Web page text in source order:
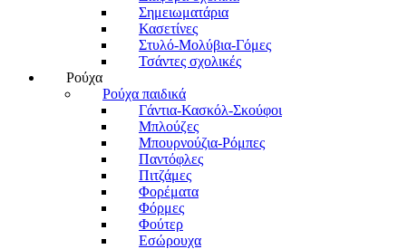
Σημειωματάρια
Κασετίνες
Στυλό-Μολύβια-Γόμες
Τσάντες σχολικές
Ρούχα
Ρούχα παιδικά
Γάντια-Κασκόλ-Σκούφοι
Μπλούζες
Μπουρνούζια-Ρόμπες
Παντόφλες
Πιτζάμες
Φορέματα
Φόρμες
Φούτερ
Εσώρουχα